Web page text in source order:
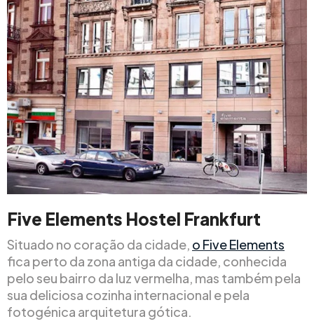
Five Elements Hostel Frankfurt
Situado no coração da cidade, o Five Elements
fica perto da zona antiga da cidade, conhecida
pelo seu bairro da luz vermelha, mas também pela
sua deliciosa cozinha internacional e pela
fotogénica arquitetura gótica.